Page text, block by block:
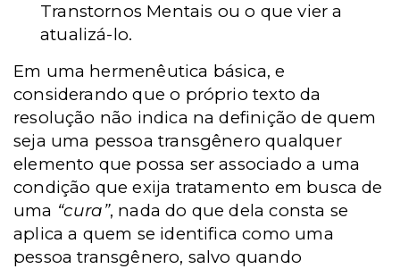
Transtornos Mentais ou o que vier a
atualizá-lo.
Em uma hermenêutica básica, e
considerando que o próprio texto da
resolução não indica na definição de quem
seja uma pessoa transgênero qualquer
elemento que possa ser associado a uma
condição que exija tratamento em busca de
uma “cura”, nada do que dela consta se
aplica a quem se identifica como uma
pessoa transgênero, salvo quando